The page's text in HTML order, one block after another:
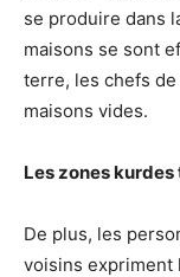
se produire dans
maisons se sont
terre, les chefs de
maisons vides.
Les zones
De plus, les
voisins expriment